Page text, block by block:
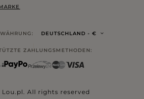
DEUTSCHLAND - €
ZAHLUNGSMETHODEN:
Lou.pl. All rights reserved